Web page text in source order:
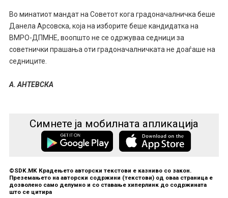
Во минатиот мандат на Советот кога градоначалничка беше
Данела Арсовска, која на изборите беше кандидатка на
ВМРО-ДПМНЕ, воопшто не се одржуваа седници за
советнички прашања оти градоначалничката не доаѓаше на
седниците.
А. АНТЕВСКА
Симнете ја мобилната апликација
©SDK.MK Крадењето авторски текстови е казниво со закон.
Преземањето на авторски содржини (текстови) од оваа страница е
дозволено само делумно и со ставање хиперлинк до содржината
што се цитира